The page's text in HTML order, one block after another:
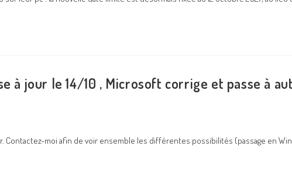
à jour le 14/10 , Microsoft corrige et passe à
Contactez-moi afin de voir ensemble les différentes possibilités (passage en